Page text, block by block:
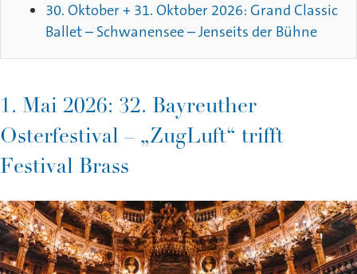
30. Oktober + 31. Oktober 2026: Grand Classic
Ballet – Schwanensee – Jenseits der Bühne
1. Mai 2026: 32. Bayreuther
Osterfestival – „ZugLuft“ trifft
Festival Brass